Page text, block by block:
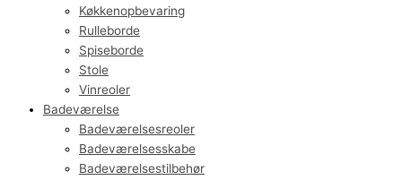
Køkkenopbevaring
Rulleborde
Spiseborde
Stole
Vinreoler
Badeværelse
Badeværelsesreoler
Badeværelsesskabe
Badeværelsestilbehør